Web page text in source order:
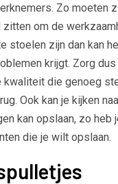
Zo moeten
om de
stoelen zijn dan kan
krijgt. Zorg
kwaliteit die genoeg
Ook kan je kijken
kan opslaan, zo heb
die je wilt opslaan.